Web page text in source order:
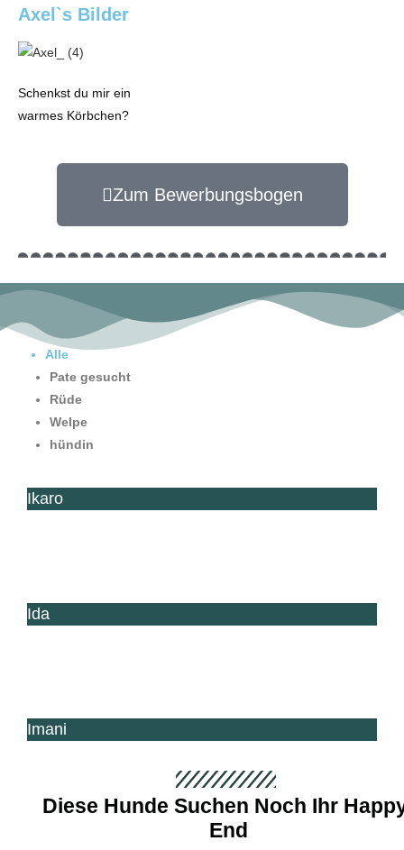
Axel`s Bilder
Schenkst du mir ein
warmes Körbchen?
Zum Bewerbungsbogen
Diese Hunde Suchen Noch Ihr
End
Alle
Pate gesucht
Rüde
Welpe
hündin
Ikaro
Ida
Imani